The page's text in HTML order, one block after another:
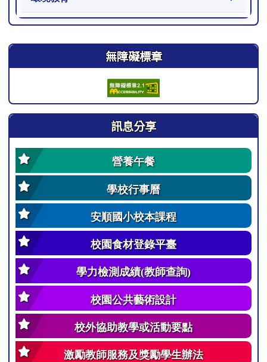
右邊區域內容 無障礙標章
訊息分享
營養午餐
學校行事曆
安順國小校本課程
校園食材登錄平臺
學力檢測成績(教師查詢)
校園公共藝術設計
校外協助教學或活動要點
激勵教師服務及獎勵學生辦法